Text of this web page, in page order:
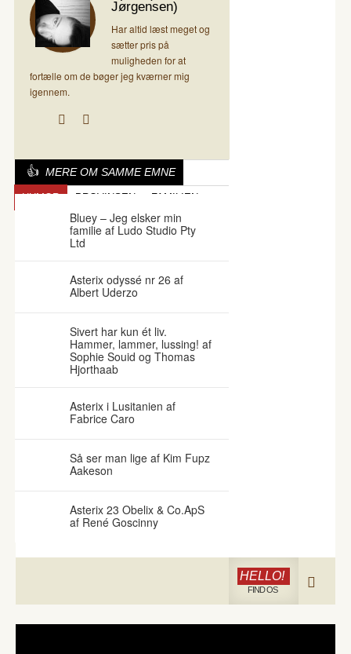
Jørgensen)
Har altid læst meget og
sætter pris på
muligheden for at
fortælle om de bøger jeg kværner mig
igennem.
MERE OM SAMME EMNE
HUMOR PROVINSEN FAMILIEN
Bluey – Jeg elsker min
familie af Ludo Studio Pty
Ltd
Asterix odyssé nr 26 af
Albert Uderzo
Sivert har kun ét liv.
Hammer, lammer, lussing! af
Sophie Souid og Thomas
Hjorthaab
Asterix i Lusitanien af
Fabrice Caro
Så ser man lige af Kim Fupz
Aakeson
Asterix 23 Obelix & Co.ApS
af René Goscinny
HELLO!
FIND OS